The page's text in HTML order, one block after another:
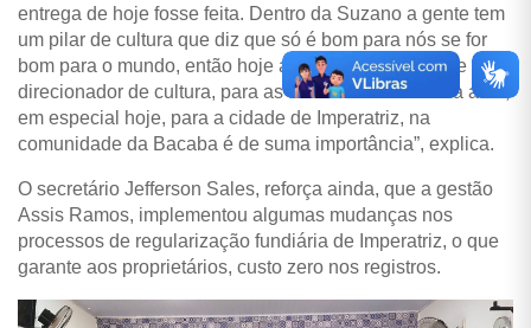
entrega de hoje fosse feita. Dentro da Suzano a gente tem
um pilar de cultura que diz que só é bom para nós se for
bom para o mundo, então hoje a concretização desse
direcionador de cultura, para as localidades onde ela atua,
em especial hoje, para a cidade de Imperatriz, na
comunidade da Bacaba é de suma importância”, explica.
O secretário Jefferson Sales, reforça ainda, que a gestão
Assis Ramos, implementou algumas mudanças nos
processos de regularização fundiária de Imperatriz, o que
garante aos proprietários, custo zero nos registros.